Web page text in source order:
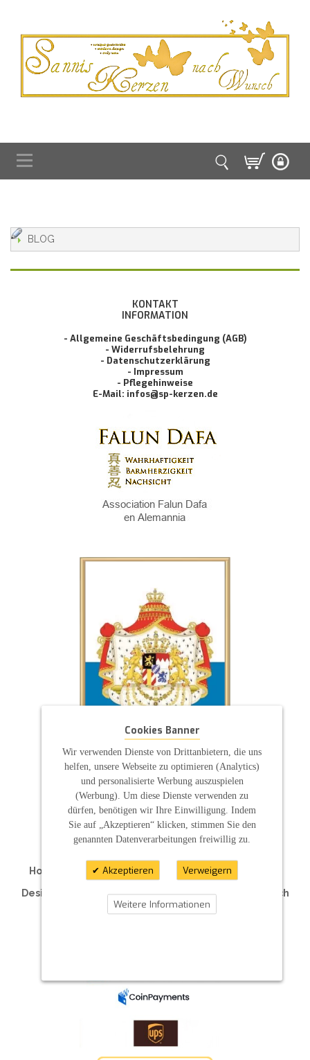
BLOG
KONTAKT
INFORMATION
- Allgemeine Geschäftsbedingung (AGB)
- Widerrufsbelehrung
- Datenschutzerklärung
- Impressum
- Pflegehinweise
E-Mail: infos@sp-kerzen.de
ZAHLUNGSARTEN
Hochzeitskerzen | Taufkerzen | Kommunionkerzen
Traukerzen | Traurerkerzen | Hotelkerzen
Designkerzen | Kerzen für Ihre Feier | Individuell nach
Maß
Cookies Banner
Wir verwenden Dienste von Drittanbietern, die uns
helfen, unsere Webseite zu optimieren (Analytics)
und personalisierte Werbung auszuspielen
(Werbung). Um diese Dienste verwenden zu
dürfen, benötigen wir Ihre Einwilligung. Indem
Sie auf „Akzeptieren“ klicken, stimmen Sie den
genannten Datenverarbeitungen freiwillig zu.
Akzeptieren Verweigern
Weitere Informationen